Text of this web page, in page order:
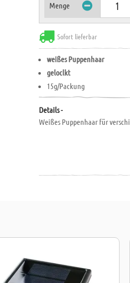
Menge
Sofort lieferbar
weißes Puppenhaar
geloclkt
15g/Packung
Details -
Weißes Puppenhaar für